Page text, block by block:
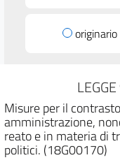
originario
Misure per il
amministrazione,
reato e in materia di
politici. (18G00170)